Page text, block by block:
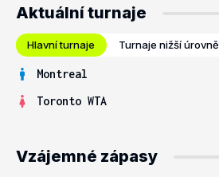
Aktuální turnaje
Hlavní turnaje Turnaje nižší úrovně
Montreal
Toronto WTA
Vzájemné zápasy